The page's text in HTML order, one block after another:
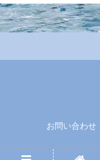
お問い合わせ